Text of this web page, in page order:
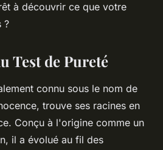
à découvrir ce que votre
?
Test de Pureté
connu sous le nom de
trouve ses racines en
Conçu à l'origine comme un
il a évolué au fil des